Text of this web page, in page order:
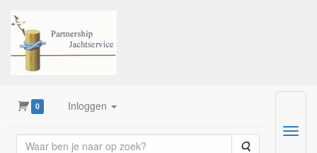
0 Inloggen
Zoeken
Menu